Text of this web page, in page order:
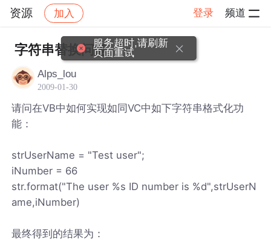
资源 加入 登录 频道
社区 资源 帖子详情
字符串替换问题
Alps_lou
2009-01-30
请问在VB中如何实现如同VC中如下字符串格式化功
能：
strUserName = "Test user";
iNumber = 66
str.format("The user %s ID number is %d",strUserN
ame,iNumber)
最终得到的结果为：
服务超时,请刷新
页面重试